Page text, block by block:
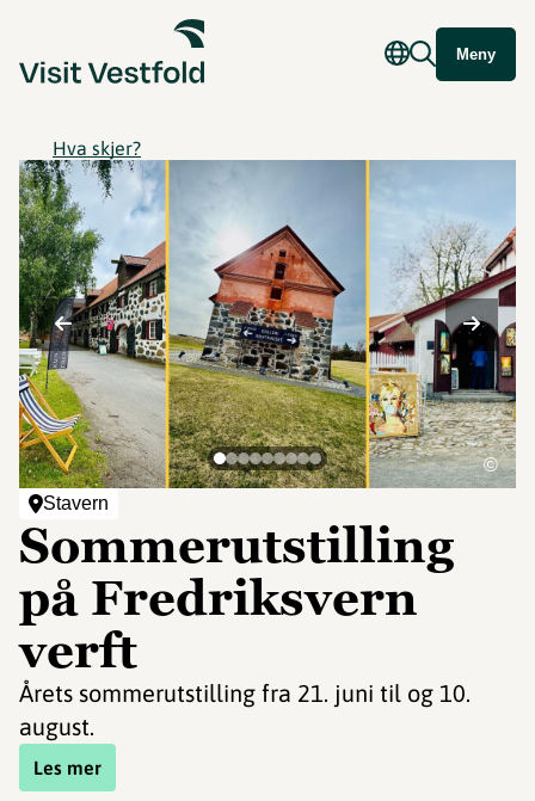
Meny
Hva skjer?
Stavern
Sommerutstilling
på Fredriksvern
verft
Årets sommerutstilling fra 21. juni til og 10.
august.
Les mer
©